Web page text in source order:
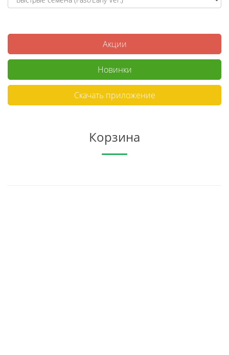
Акции
Новинки
Скачать приложение
Корзина